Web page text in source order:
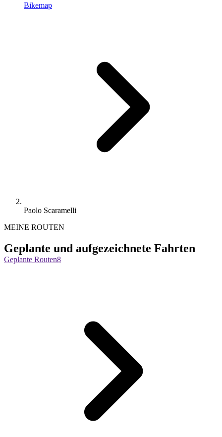
Bikemap
Paolo Scaramelli
MEINE ROUTEN
Geplante und aufgezeichnete Fahrten
Geplante Routen8